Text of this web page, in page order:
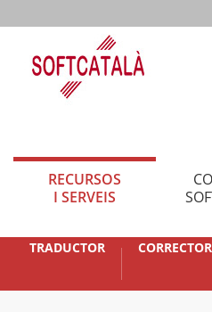
RECURSOS
I SERVEIS
TRADUCTOR CORRECTOR